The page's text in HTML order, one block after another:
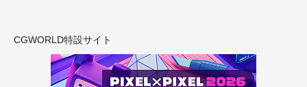
CGWORLD特設サイト